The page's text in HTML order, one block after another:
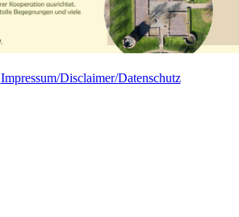
Impressum/Disclaimer/Datenschutz